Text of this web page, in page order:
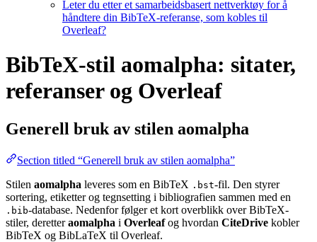
Leter du etter et samarbeidsbasert nettverktøy for å
håndtere din BibTeX-referanse, som kobles til
Overleaf?
BibTeX-stil aomalpha: sitater,
referanser og Overleaf
Generell bruk av stilen aomalpha
Section titled “Generell bruk av stilen aomalpha”
Stilen aomalpha leveres som en BibTeX .bst-fil. Den styrer
sortering, etiketter og tegnsetting i bibliografien sammen med en
.bib-database. Nedenfor følger et kort overblikk over BibTeX-
stiler, deretteraomalpha i Overleafog hvordan CiteDrive kobler
BibTeX og BibLaTeX til Overleaf.